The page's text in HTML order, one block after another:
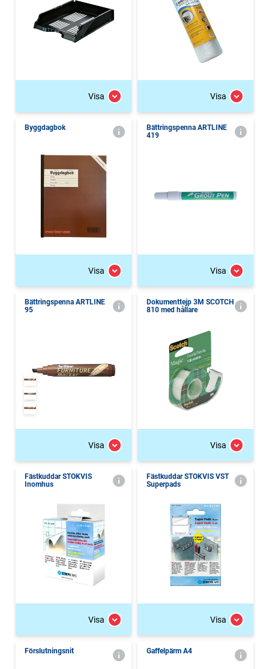
Visa Visa
Byggdagbok
Visa
Bättringspenna ARTLINE
419
Visa
Bättringspenna ARTLINE
95
Visa
Dokumenttejp 3M SCOTCH
810 med hållare
Visa
Fästkuddar STOKVIS
Inomhus
Visa
Fästkuddar STOKVIS VST
Superpads
Visa
Förslutningsnit Gaffelpärm A4